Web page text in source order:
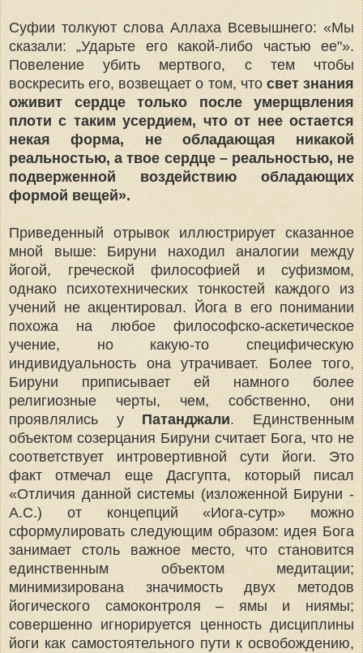
Суфии толкуют слова Аллаха Всевышнего: «Мы
сказали: „Ударьте его какой-либо частью ее"».
Повеление убить мертвого, с тем чтобы
воскресить его, возвещает о том, что свет знания
оживит сердце только после умерщвления
плоти с таким усердием, что от нее остается
некая форма, не обладающая никакой
реальностью, а твое сердце – реальностью, не
подверженной воздействию обладающих
формой вещей».
Приведенный отрывок иллюстрирует сказанное
мной выше: Бируни находил аналогии между
йогой, греческой философией и суфизмом,
однако психотехнических тонкостей каждого из
учений не акцентировал. Йога в его понимании
похожа на любое философско-аскетическое
учение, но какую-то специфическую
индивидуальность она утрачивает. Более того,
Бируни приписывает ей намного более
религиозные черты, чем, собственно, они
проявлялись у Патанджали. Единственным
объектом созерцания Бируни считает Бога, что не
соответствует интровертивной сути йоги. Это
факт отмечал еще Дасгупта, который писал
«Отличия данной системы (изложенной Бируни -
А.С.) от концепций «Иога-сутр» можно
сформулировать следующим образом: идея Бога
занимает столь важное место, что становится
единственным объектом медитации;
минимизирована значимость двух методов
йогического самоконтроля – ямы и ниямы;
совершенно игнорируется ценность дисциплины
йоги как самостоятельного пути к освобождению,